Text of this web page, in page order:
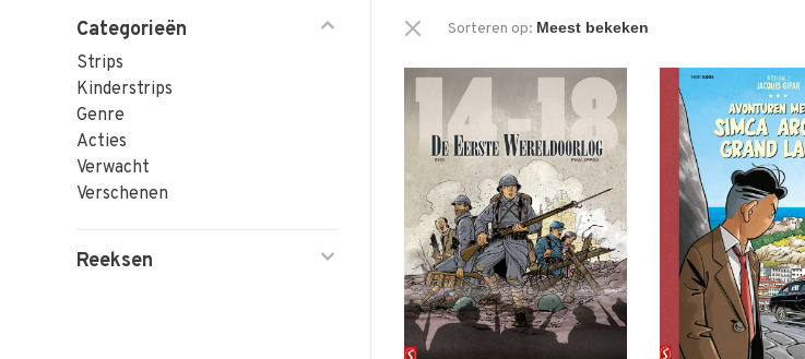
Categorieën
Strips
Kinderstrips
Genre
Acties
Verwacht
Verschenen
Reeksen
Sorteren op: